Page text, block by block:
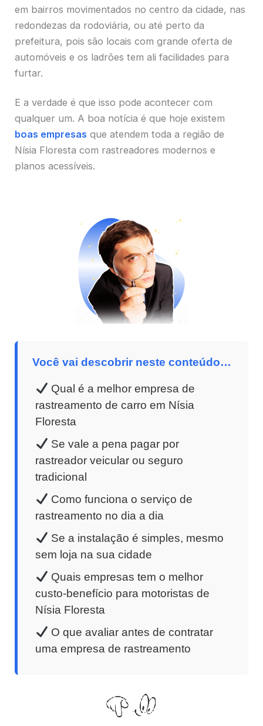
em bairros movimentados no centro da cidade, nas
redondezas da rodoviária, ou até perto da
prefeitura, pois são locais com grande oferta de
automóveis e os ladrões tem ali facilidades para
furtar.
E a verdade é que isso pode acontecer com
qualquer um. A boa notícia é que hoje existem
boas empresas que atendem toda a região de
Nísia Floresta com rastreadores modernos e
planos acessíveis.
Você vai descobrir neste conteúdo…
Qual é a melhor empresa de
rastreamento de carro em Nísia
Floresta
Se vale a pena pagar por
rastreador veicular ou seguro
tradicional
Como funciona o serviço de
rastreamento no dia a dia
Se a instalação é simples, mesmo
sem loja na sua cidade
Quais empresas tem o melhor
custo-benefício para motoristas de
Nísia Floresta
O que avaliar antes de contratar
uma empresa de rastreamento